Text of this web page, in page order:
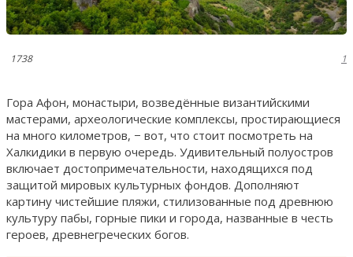
1738 1
Гора Афон, монастыри, возведённые византийскими
мастерами, археологические комплексы, простирающиеся
на много километров, − вот, что стоит посмотреть на
Халкидики в первую очередь. Удивительный полуостров
включает достопримечательности, находящихся под
защитой мировых культурных фондов. Дополняют
картину чистейшие пляжи, стилизованные под древнюю
культуру пабы, горные пики и города, названные в честь
героев, древнегреческих богов.